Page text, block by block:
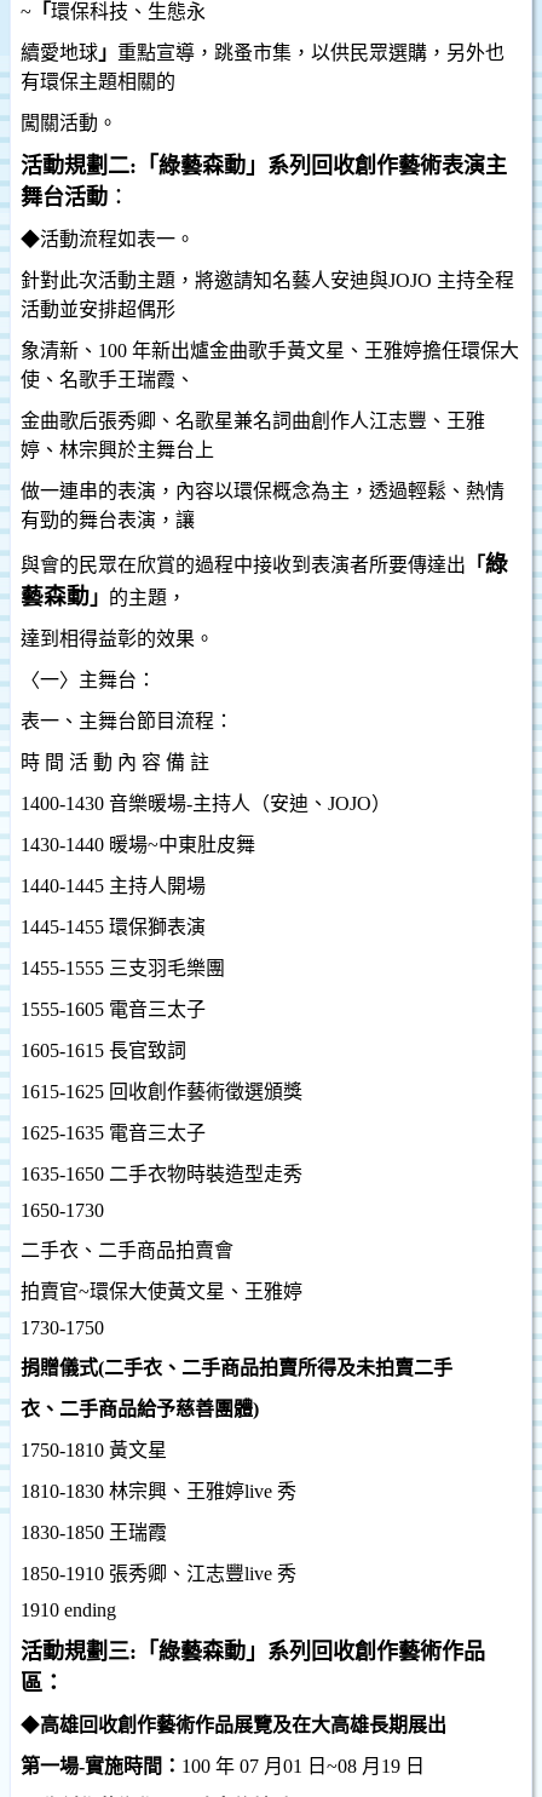
~ 「環保科技、生態永
續愛地球 」 重點宣導，跳蚤市集，以供民眾選購，另外也
有環保主題相關的
闖關活動。
活動規劃二: 「綠藝森動」系列回收創作藝術表演主
舞台活動 ：
◆活動流程如表一。
針對此次活動主題，將邀請知名藝人安迪與JOJO 主持全程
活動並安排超偶形
象清新、 100 年新出爐金曲歌手黃文星、王雅婷擔任環保大
使、名歌手王瑞霞、
金曲歌后張秀卿、名歌星兼名詞曲創作人江志豐、王雅
婷、林宗興於主舞台上
做一連串的表演，內容以環保概念為主，透過輕鬆、熱情
有勁的舞台表演，讓
與會的民眾在欣賞的過程中接收到表演者所要傳達出 「綠
藝森動 」 的主題，
達到相得益彰的效果。
〈一〉主舞台：
表一、主舞台節目流程：
時 間 活 動 內 容 備 註
1400-1430 音樂暖場-主持人（安迪、 JOJO）
1430-1440 暖場~中東肚皮舞
1440-1445 主持人開場
1445-1455 環保獅表演
1455-1555 三支羽毛樂團
1555-1605 電音三太子
1605-1615 長官致詞
1615-1625 回收創作藝術徵選頒獎
1625-1635 電音三太子
1635-1650 二手衣物時裝造型走秀
1650-1730
二手衣、二手商品拍賣會
拍賣官~環保大使黃文星、王雅婷
1730-1750
捐贈儀式(二手衣、二手商品拍賣所得及未拍賣二手
衣、二手商品給予慈善團體)
1750-1810 黃文星
1810-1830 林宗興、王雅婷live 秀
1830-1850 王瑞霞
1850-1910 張秀卿、江志豐live 秀
1910 ending
活動規劃三: 「綠藝森動」系列回收創作藝術作品
區：
◆高雄回收創作藝術作品展覽及在大高雄長期展出
第一場-實施時間： 100 年 07 月 01 日 ~08 月 19 日